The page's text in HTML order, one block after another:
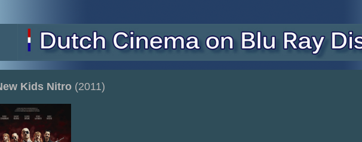
Kids Nitro (2011)